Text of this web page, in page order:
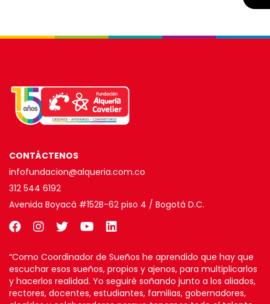
CONTÁCTENOS
infofundacion@alqueria.com.co
312 544 6192
Avenida Boyacá #152B-62 piso 4 / Bogotá D.C.
“Como Coordinador de Sueños he aprendido que hay que
escuchar esos sueños, propios y ajenos, para multiplicarlos
y hacerlos realidad. Yo seguiré soñando junto a los aliados,
rectores, docentes, estudiantes, familias, gobernadores,